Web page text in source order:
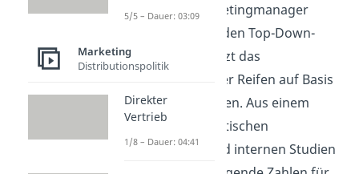
erfahrener Marketingmanager
wählst du daher den Top-Down-
Ansatz und schätzt das
Marktvolumen der Reifen auf Basis
vorhandener Daten. Aus einem
Bericht des statistischen
Bundesamtes und internen Studien
5/5 – Dauer: 03:09
Marketing
Distributionspolitik
Direkter
Vertrieb
1/8 – Dauer: 04:41